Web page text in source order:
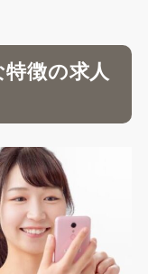
徴の求人